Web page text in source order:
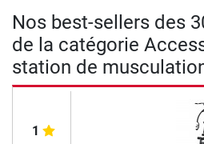
Nos best-sellers des
de la catégorie
station de
1